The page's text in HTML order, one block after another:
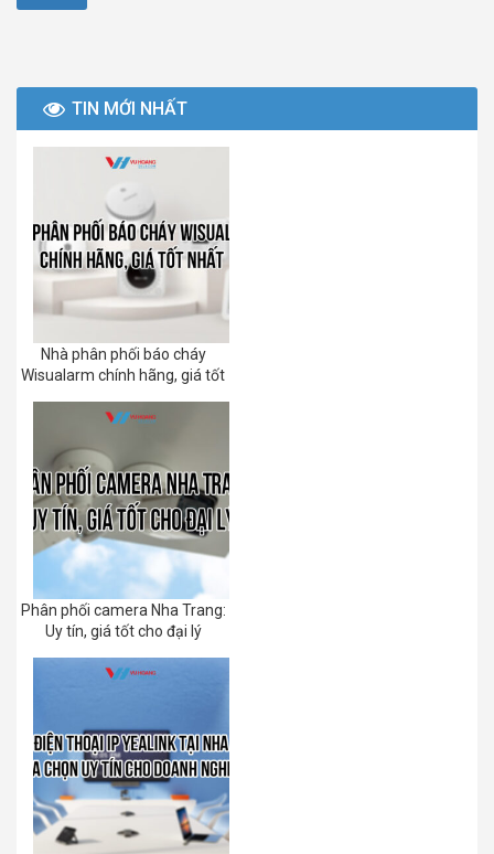
TIN MỚI NHẤT
Nhà phân phối báo cháy
Wisualarm chính hãng, giá tốt
Phân phối camera Nha Trang:
Uy tín, giá tốt cho đại lý